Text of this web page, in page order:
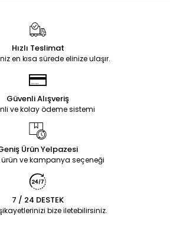
Hızlı Teslimat
en kısa sürede elinize ulaşır.
Güvenli Alışveriş
ve kolay ödeme sistemi
Ürün Yelpazesi
ürün ve kampanya seçeneği
7 / 24 DESTEK
bize iletebilirsiniz.